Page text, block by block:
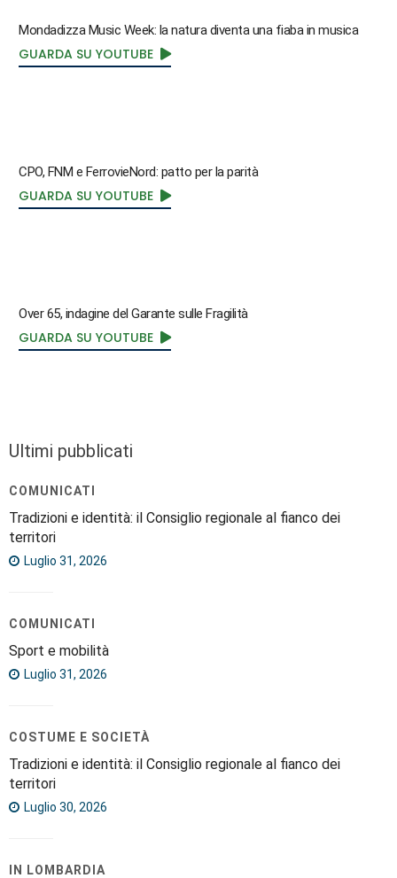
Mondadizza Music Week: la natura diventa una fiaba in musica
GUARDA SU YOUTUBE
CPO, FNM e FerrovieNord: patto per la parità
GUARDA SU YOUTUBE
Over 65, indagine del Garante sulle Fragilità
GUARDA SU YOUTUBE
Ultimi pubblicati
COMUNICATI
Tradizioni e identità: il Consiglio regionale al fianco dei
territori
Luglio 31, 2026
COMUNICATI
Sport e mobilità
Luglio 31, 2026
COSTUME E SOCIETÀ
Tradizioni e identità: il Consiglio regionale al fianco dei
territori
Luglio 30, 2026
IN LOMBARDIA